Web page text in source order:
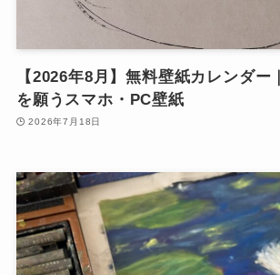
【2026年8月】無料壁紙カレンダー
を願うスマホ・PC壁紙
2026年7月18日